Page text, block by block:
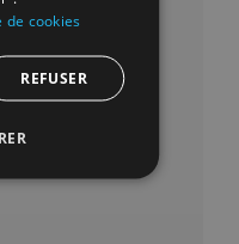
cookies
REFUSER